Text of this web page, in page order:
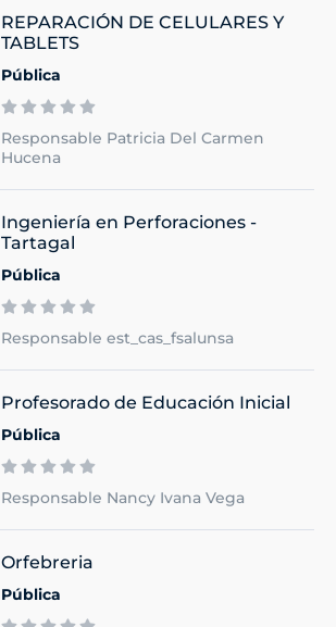
REPARACIÓN DE CELULARES Y
TABLETS
Pública
Responsable Patricia Del Carmen
Hucena
Ingeniería en Perforaciones -
Tartagal
Pública
Responsable est_cas_fsalunsa
Profesorado de Educación Inicial
Pública
Responsable Nancy Ivana Vega
Orfebreria
Pública